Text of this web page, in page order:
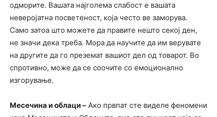
одморите. Вашата најголема слабост е вашата
неверојатна посветеност, која често ве заморува.
Само затоа што можете да правите нешто секој ден,
не значи дека треба. Мора да научите да им верувате
на другите да го преземат вашиот дел од товарот. Во
спротивно, може да се соочите со емоционално
изгорување.
Месечина и облаци – Ако првпат сте виделе феномени